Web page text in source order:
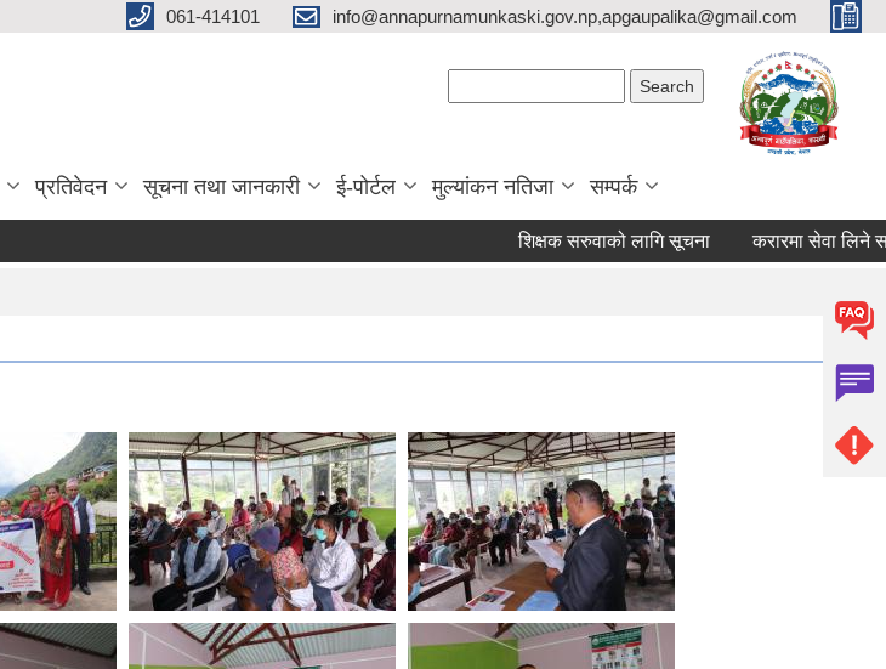
061-414101 info@annapurnamunkaski.gov.np,apgaupalika@gmail.com
प्रतिवेदन सूचना तथा जानकारी ई-पोर्टल मुल्यांकन नतिजा सम्पर्क
शिक्षक सरुवाको लागि सूचना करारमा सेवा लिने